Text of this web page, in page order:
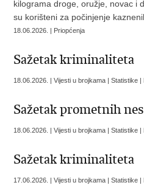
kilograma droge, oružje, novac i
su korišteni za počinjenje
18.06.2026. | Priopćenja
Sažetak kriminaliteta
18.06.2026. | Vijesti u brojkama | Statistike
Sažetak prometnih
18.06.2026. | Vijesti u brojkama | Statistike |
Sažetak kriminaliteta
17.06.2026. | Vijesti u brojkama | Statistike